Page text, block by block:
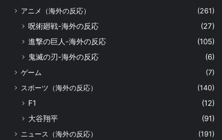
アニメ（海外の反応） (261)
呪術廻戦-海外の反応
(27)
進撃の巨人-海外の反応
(105)
鬼滅の刃-海外の反応
(6)
ゲーム
(7)
スポーツ（海外の反応）
(140)
F1
(12)
大谷翔平
(91)
ニュース（海外の反応）
(191)